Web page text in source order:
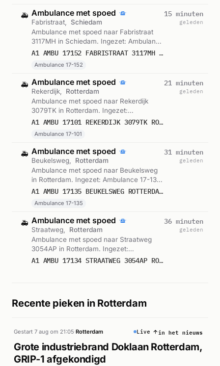
🚑 Ambulance met spoed
Fabristraat,
Schiedam
Ambulance met spoed naar Fabristraat
3117MH in Schiedam. Ingezet: Ambulance
17-152. Gemeld om 00:10.
A1 AMBU 17152 FABRISTRAAT 3117MH SCHIEDAM SCHIDM BON 122654
Ambulance 17-152
15 minuten
geleden
🚑 Ambulance met spoed
Rekerdijk,
Rotterdam
Ambulance met spoed naar Rekerdijk
3079TK in Rotterdam. Ingezet:
Ambulance 17-101. Gemeld om 00:05.
A1 AMBU 17101 REKERDIJK 3079TK ROTTERDAM ROTTDM BON 122652
Ambulance 17-101
21 minuten
geleden
🚑 Ambulance met spoed
Beukelsweg,
Rotterdam
Ambulance met spoed naar Beukelsweg
in Rotterdam. Ingezet: Ambulance 17-135.
Gemeld om 23:54.
A1 AMBU 17135 BEUKELSWEG ROTTERDAM ROTTDM BON 122651
Ambulance 17-135
31 minuten
geleden
🚑 Ambulance met spoed
Straatweg,
Rotterdam
Ambulance met spoed naar Straatweg
3054AP in Rotterdam. Ingezet:
Ambulance. Gemeld om 23:50.
A1 AMBU 17134 STRAATWEG 3054AP ROTTERDAM ROTTDM BON 122650
36 minuten
geleden
Recente pieken in Rotterdam
Gestart 7 aug om 21:05·Rotterdam Live in het nieuws
Grote industriebrand Doklaan Rotterdam,
GRIP-1 afgekondigd